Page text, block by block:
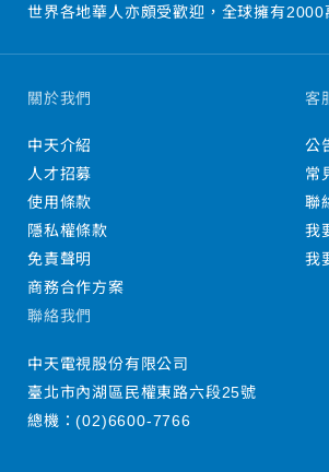
世界各地華人亦頗受歡迎，全球擁有2000
關於我們
中天介紹
人才招募
使用條款
隱私權條款
免責聲明
商務合作方案
客
公
常
聯
我
我
聯絡我們
中天電視股份有限公司
臺北市內湖區民權東路六段25號
總機：(02)6600-7766